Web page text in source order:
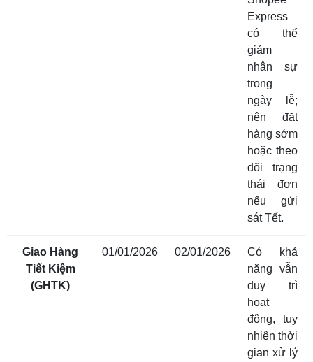
Express
có thể
giảm
nhân sự
trong
ngày lễ;
nên đặt
hàng sớm
hoặc theo
dõi trạng
thái đơn
nếu gửi
sát Tết.
Giao Hàng
Tiết Kiệm
(GHTK)
01/01/2026 02/01/2026
Có khả
năng vẫn
duy trì
hoạt
động, tuy
nhiên thời
gian xử lý